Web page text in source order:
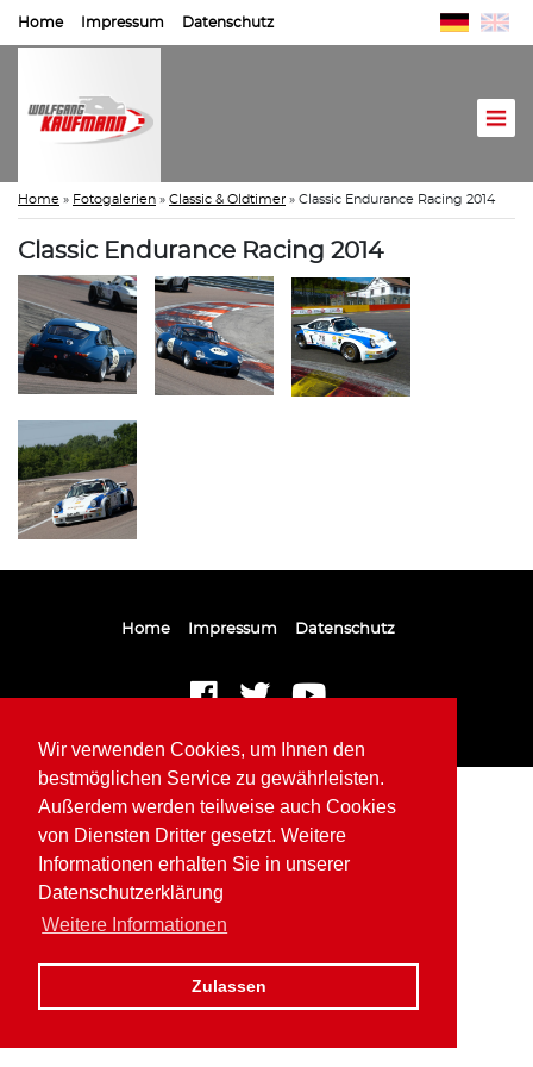
Wir verwenden Cookies, um Ihnen den
bestmöglichen Service zu gewährleisten.
Außerdem werden teilweise auch Cookies
von Diensten Dritter gesetzt. Weitere
Informationen erhalten Sie in unserer
Datenschutzerklärung
Weitere Informationen
Zulassen
Home Impressum Datenschutz
Home » Fotogalerien » Classic & Oldtimer » Classic Endurance Racing 2014
Classic Endurance Racing 2014
Home Impressum Datenschutz